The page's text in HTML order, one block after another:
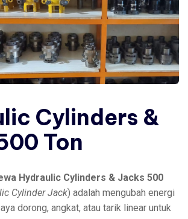
Cylinders &
Ton
Hydraulic Cylinders & Jacks 500
Cylinder Jack) adalah mengubah energi
dorong, angkat, atau tarik linear untuk